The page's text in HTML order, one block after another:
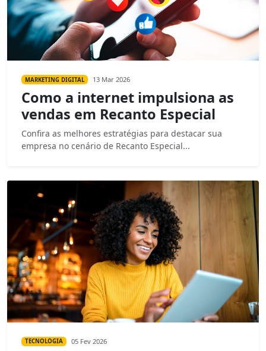
MARKETING DIGITAL 13 Mar 2026
Como a internet impulsiona as
vendas em Recanto Especial
Confira as melhores estratégias para destacar sua
empresa no cenário de Recanto Especial...
TECNOLOGIA 05 Fev 2026